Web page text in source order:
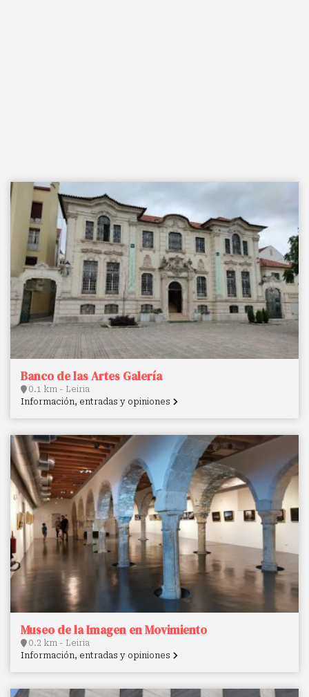
Banco de las Artes Galería
0.1 km - Leiria
Información, entradas y opiniones
Museo de la Imagen en Movimiento
0.2 km - Leiria
Información, entradas y opiniones